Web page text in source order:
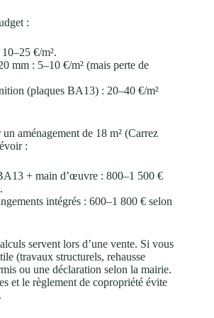
:
€/m².
mm : 5–10 €/m² (mais perte de
(plaques BA13) : 20–40 €/m²
aménagement de 18 m² (Carrez
:
+ main d’œuvre : 800–1 500 €
intégrés : 600–1 800 € selon
servent lors d’une vente. Si vous
(travaux structurels, rehausse
ou une déclaration selon la mairie.
et le règlement de copropriété évite